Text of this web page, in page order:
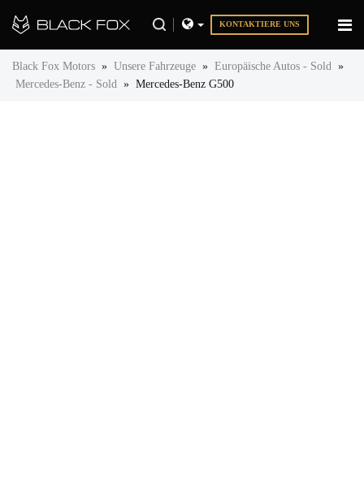
KONTAKTIERE UNS
Black Fox Motors » Unsere Fahrzeuge » Europäische Autos - Sold »
Mercedes-Benz - Sold » Mercedes-Benz G500